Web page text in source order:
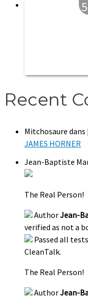
5
Recent
Mitchosaure dans
JAMES HORNER
Jean-Baptiste
The Real Person!
AuthorJean-
verified as not a
Passed all
CleanTalk.
The Real Person!
AuthorJean-